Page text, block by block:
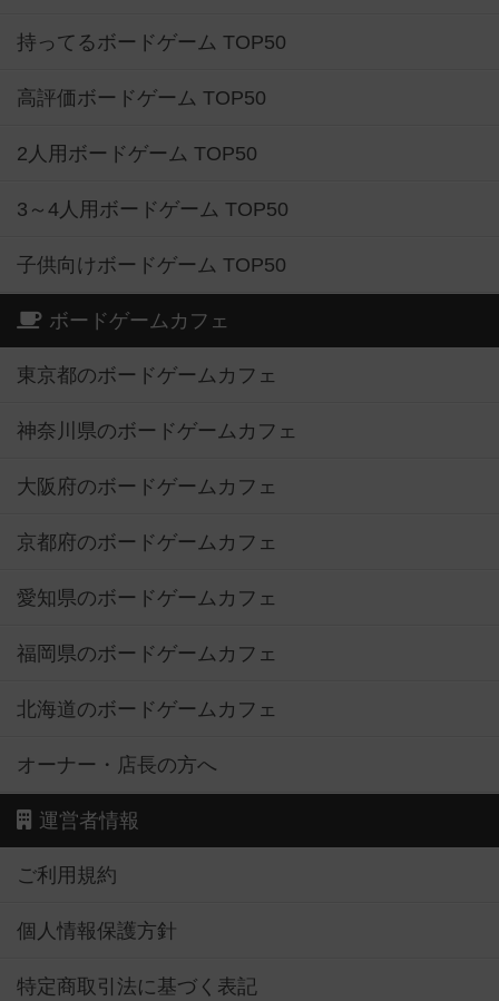
持ってるボードゲーム TOP50
高評価ボードゲーム TOP50
2人用ボードゲーム TOP50
3～4人用ボードゲーム TOP50
子供向けボードゲーム TOP50
ボードゲームカフェ
東京都のボードゲームカフェ
神奈川県のボードゲームカフェ
大阪府のボードゲームカフェ
京都府のボードゲームカフェ
愛知県のボードゲームカフェ
福岡県のボードゲームカフェ
北海道のボードゲームカフェ
オーナー・店長の方へ
運営者情報
ご利用規約
個人情報保護方針
特定商取引法に基づく表記